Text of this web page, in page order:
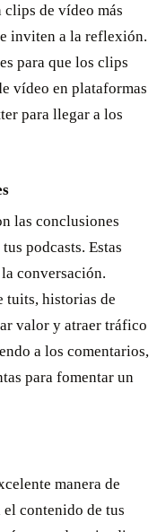
clips de vídeo más
inviten a la reflexión.
para que los clips
vídeo en plataformas
para llegar a los
las conclusiones
podcasts. Estas
conversación.
tuits, historias de
valor y atraer tráfico
a los comentarios,
para fomentar un
manera de
contenido de tus